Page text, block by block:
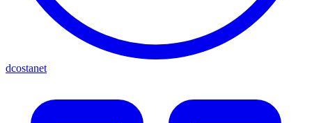
dcostanet